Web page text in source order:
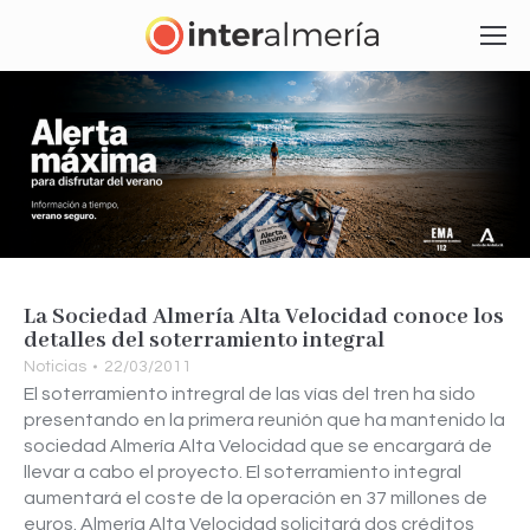
La Sociedad Almería Alta Velocidad conoce los
detalles del soterramiento integral
Noticias 22/03/2011
El soterramiento intregral de las vías del tren ha sido
presentando en la primera reunión que ha mantenido la
sociedad Almería Alta Velocidad que se encargará de
llevar a cabo el proyecto. El soterramiento integral
aumentará el coste de la operación en 37 millones de
euros. Almería Alta Velocidad solicitará dos créditos